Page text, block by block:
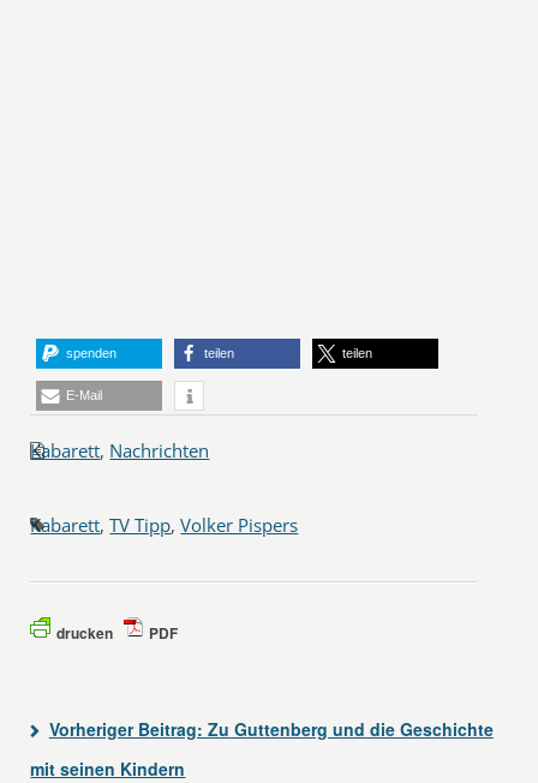
spenden teilen teilen
E-Mail
Kabarett, Nachrichten
Kabarett,TV Tipp,Volker Pispers
drucken PDF
Vorheriger Beitrag: Zu Guttenberg und die Geschichte
mit seinen Kindern